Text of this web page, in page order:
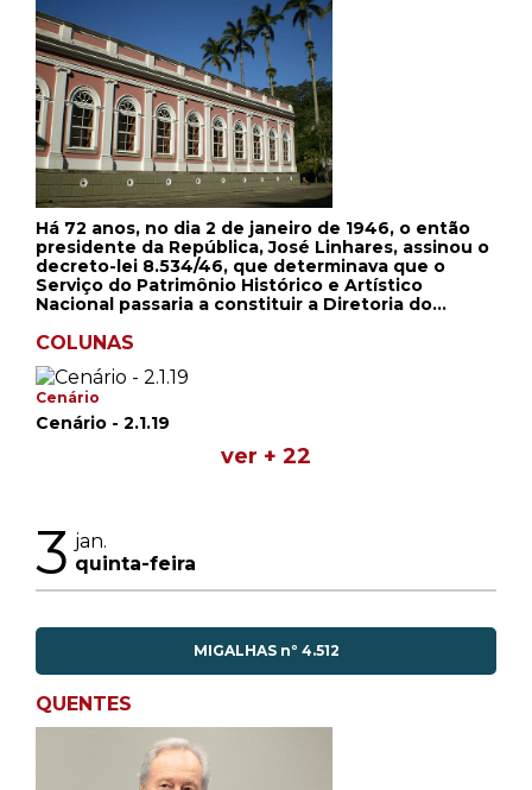
Há 72 anos, no dia 2 de janeiro de 1946, o então
presidente da República, José Linhares, assinou o
decreto-lei 8.534/46, que determinava que o
Serviço do Patrimônio Histórico e Artístico
Nacional passaria a constituir a Diretoria do
subordinada ao Ministério da Educação e Saúde. A
partir disso, a diretoria passou a ter a
responsabilidade de inventariar, classificar,
tombar e conservar monumentos, obras,
documentos e objetos de valor histórico e
por meio do decreto 66.967/70 - que organizou o
COLUNAS
Cenário
Cenário - 2.1.19
ver + 22
3 jan.
quinta-feira
MIGALHAS nº 4.512
QUENTES